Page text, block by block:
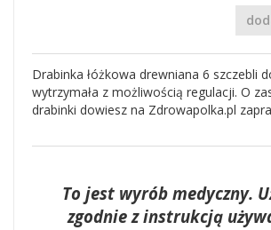
Drabinka łóżkowa drewniana 6 szczebli
wytrzymała z możliwością regulacji. O
drabinki dowiesz na Zdrowapolka.pl
To jest wyrób medyczny.
zgodnie z instrukcją